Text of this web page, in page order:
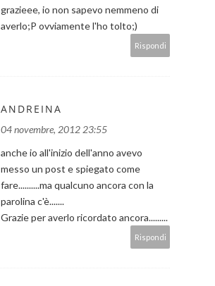
grazieee, io non sapevo nemmeno di
averlo;P ovviamente l'ho tolto;)
Rispondi
ANDREINA
04 novembre, 2012 23:55
anche io all'inizio dell'anno avevo
messo un post e spiegato come
fare..........ma qualcuno ancora con la
parolina c'è.......
Grazie per averlo ricordato ancora.........
Rispondi